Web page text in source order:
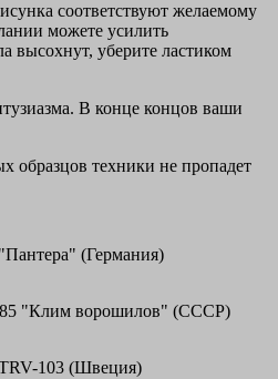
соответствуют желаемому
можете усилить
высохнут, уберите ластиком
В конце концов ваши
образцов техники не пропадет
(Германия)
"Клим ворошилов" (СССР)
103 (Швеция)